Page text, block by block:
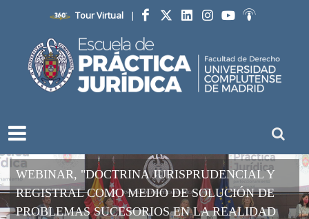
Tour Virtual |
Facebook
WEBINAR, "DOCTRINA JURISPRUDENCIAL Y
REGISTRAL COMO MEDIO DE SOLUCIÓN DE
PROBLEMAS SUCESORIOS EN LA REALIDAD